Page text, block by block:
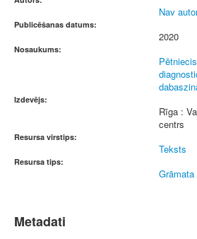
Nav
Publicēšanas datums:
2020
Nosaukums:
Izdevējs:
Rīga :
centrs
Resursa virstips:
Teksts
Resursa tips:
Grāmata
Metadati